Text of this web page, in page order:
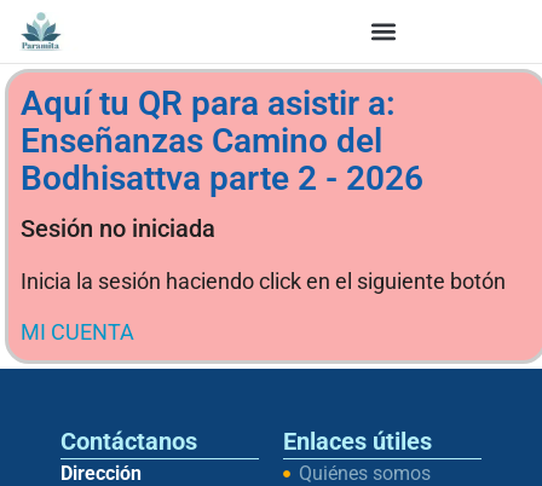
Aquí tu QR para asistir a:
Enseñanzas Camino del
Bodhisattva parte 2 - 2026
Sesión no iniciada
Inicia la sesión haciendo click en el siguiente botón
MI CUENTA
Contáctanos
Dirección
Enlaces útiles
Quiénes somos